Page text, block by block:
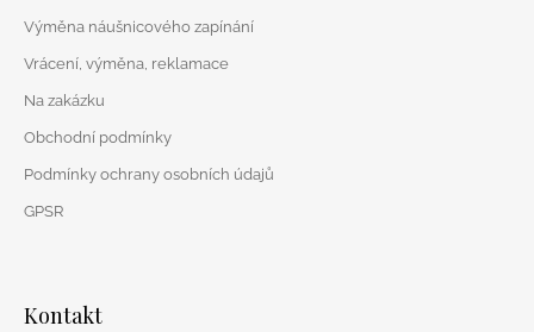
Výměna náušnicového zapínání
Vrácení, výměna, reklamace
Na zakázku
Obchodní podmínky
Podmínky ochrany osobních údajů
GPSR
Kontakt